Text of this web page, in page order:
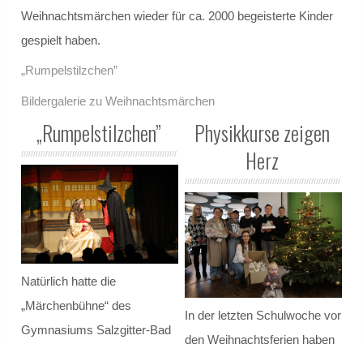
Gremien
Schulvorstand
Schulordnung
GANZTAGSSCHULE
Berufliche Orientierung
Konzept
Leuchtturmschule
Step.ing
Weihnachtsmärchen wieder für ca. 2000 begeisterte Kinder
gespielt haben.
„Rumpelstilzchen”
Bildergalerie zu Weihnachtsmärchen
„Rumpelstilzchen”
Natürlich hatte die
„Märchenbühne“ des
Gymnasiums Salzgitter-Bad
Physikkurse zeigen
Herz
In der letzten Schulwoche vor
den Weihnachtsferien haben